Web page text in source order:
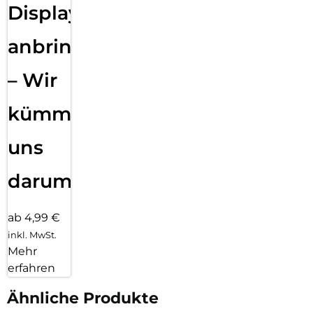
Displayfolie
anbringen
– Wir
kümmern
uns
darum!
ab 4,99 €
inkl. MwSt.
Mehr
erfahren
Ähnliche Produkte